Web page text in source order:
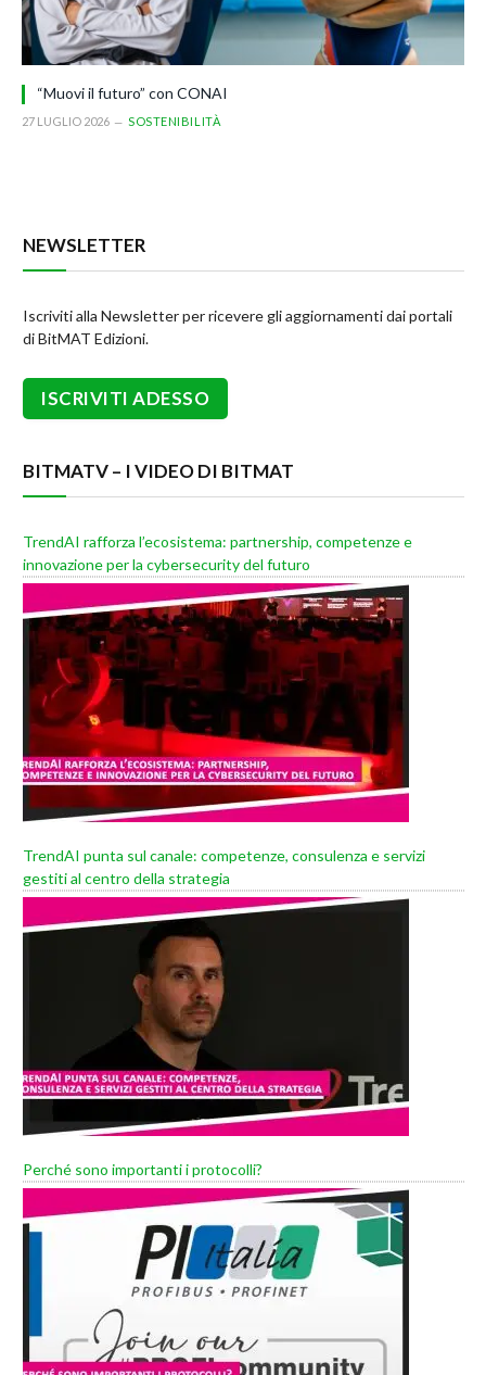
“Muovi il futuro” con CONAI
27 LUGLIO 2026 SOSTENIBILITÀ
NEWSLETTER
Iscriviti alla Newsletter per ricevere gli aggiornamenti dai portali
di BitMAT Edizioni.
BITMATV – I VIDEO DI BITMAT
TrendAI rafforza l’ecosistema: partnership, competenze e
innovazione per la cybersecurity del futuro
TrendAI punta sul canale: competenze, consulenza e servizi
gestiti al centro della strategia
Perché sono importanti i protocolli?